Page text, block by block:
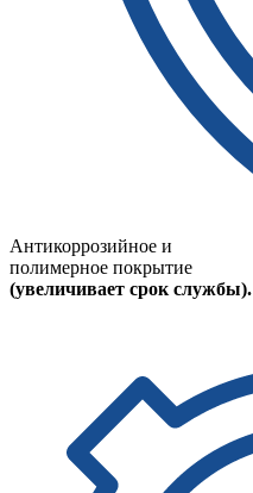
Антикоррозийное и
полимерное покрытие
(увеличивает срок службы).